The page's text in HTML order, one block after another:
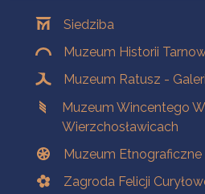
Siedziba
Muzeum Historii
Muzeum Ratusz -
Muzeum Wincentego
Wierzchosławicach
Muzeum Etnograficzne
Zagroda Felicji